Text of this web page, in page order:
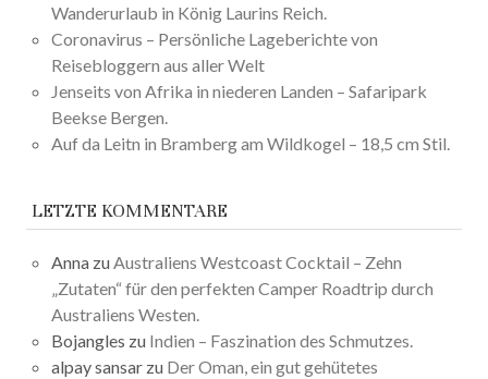
Wanderurlaub in König Laurins Reich.
Coronavirus – Persönliche Lageberichte von
Reisebloggern aus aller Welt
Jenseits von Afrika in niederen Landen – Safaripark
Beekse Bergen.
Auf da Leitn in Bramberg am Wildkogel – 18,5 cm Stil.
LETZTE KOMMENTARE
Anna zuAustraliens Westcoast Cocktail – Zehn
„Zutaten“ für den perfekten Camper Roadtrip durch
Australiens Westen.
Bojangles zu Indien – Faszination des Schmutzes.
alpay sansar zu Der Oman, ein gut gehütetes